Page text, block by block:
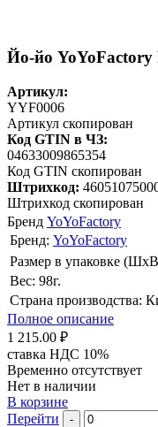
Йо-йо YoYoFactory
Артикул:
YYF0006
Артикул скопирован
Код GTIN в ЧЗ:
04633009865354
Код GTIN скопирован
Штрихкод:
Штрихкод скопирован
Бренд YoYoFactory
Бренд: YoYoFactory
Размер в упаковке
Вес: 98г.
Страна производства:
Полное описание
1 215.00 ₽
ставка НДС 10%
Временно отсутствует
Нет в наличии
В корзине
Перейти
-